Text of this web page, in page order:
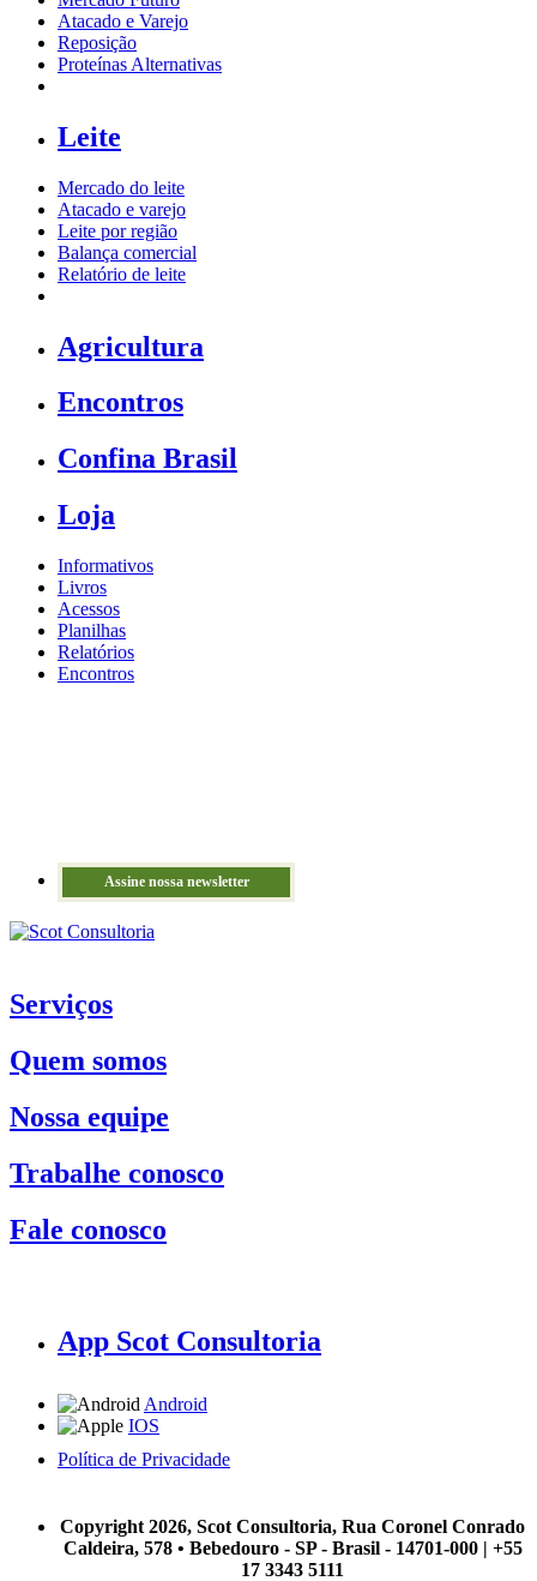
Atacado e Varejo
Reposição
Proteínas Alternativas
Leite
Mercado do leite
Atacado e varejo
Leite por região
Balança comercial
Relatório de leite
Agricultura
Encontros
Confina Brasil
Loja
Informativos
Livros
Acessos
Planilhas
Relatórios
Encontros
Assine nossa newsletter
Serviços
Quem somos
Nossa equipe
Trabalhe conosco
Fale conosco
App Scot Consultoria
Android
IOS
Política de Privacidade
Copyright 2026, Scot Consultoria, Rua Coronel Conrado
Caldeira, 578 • Bebedouro - SP - Brasil - 14701-000 | +55
17 3343 5111